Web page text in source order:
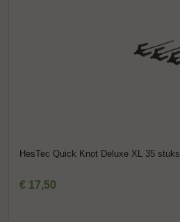
HesTec Quick Knot Deluxe XL 35 stuks
€ 17,50